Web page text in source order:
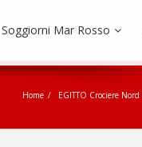
Soggiorni Mar Rosso
Home EGITTO Crociere Nord